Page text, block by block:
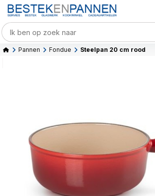
Pannen Fondue Steelpan 20 cm rood